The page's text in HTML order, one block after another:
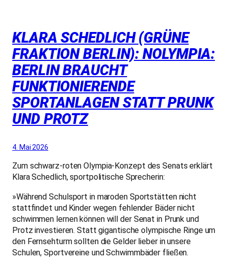
KLARA SCHEDLICH (GRÜNE
FRAKTION BERLIN): NOLYMPIA:
BERLIN BRAUCHT
FUNKTIONIERENDE
SPORTANLAGEN STATT PRUNK
UND PROTZ
4. Mai 2026
Zum schwarz-roten Olympia-Konzept des Senats erklärt
Klara Schedlich, sportpolitische Sprecherin:
»Während Schulsport in maroden Sportstätten nicht
stattfindet und Kinder wegen fehlender Bäder nicht
schwimmen lernen können will der Senat in Prunk und
Protz investieren. Statt gigantische olympische Ringe um
den Fernsehturm sollten die Gelder lieber in unsere
Schulen, Sportvereine und Schwimmbäder fließen.